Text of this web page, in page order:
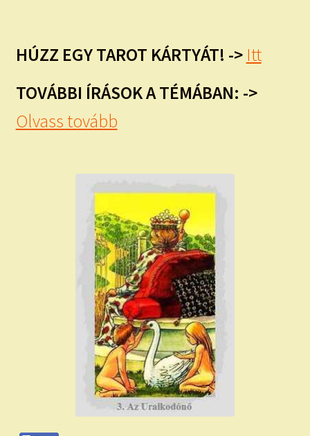
HÚZZ EGY TAROT KÁRTYÁT! -> Itt
TOVÁBBI ÍRÁSOK A TÉMÁBAN: ->
Olvass tovább